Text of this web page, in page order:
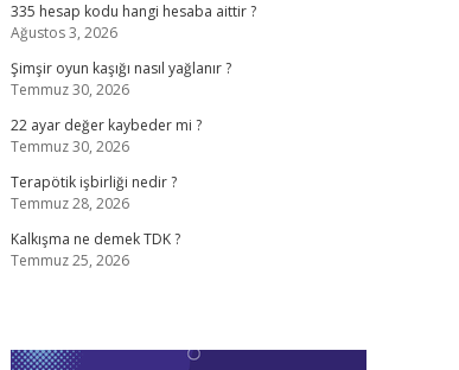
335 hesap kodu hangi hesaba aittir ?
Ağustos 3, 2026
Şimşir oyun kaşığı nasıl yağlanır ?
Temmuz 30, 2026
22 ayar değer kaybeder mi ?
Temmuz 30, 2026
Terapötik işbirliği nedir ?
Temmuz 28, 2026
Kalkışma ne demek TDK ?
Temmuz 25, 2026